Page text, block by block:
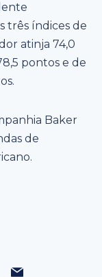
três índices de
atinja 74,0
pontos e de
Baker
de